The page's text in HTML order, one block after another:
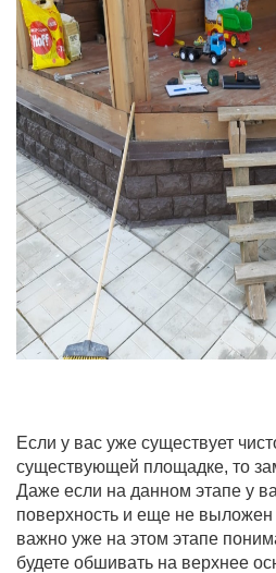
Если у вас уже существует
существующей площадке, то
Даже если на данном этапе у
поверхность и еще не выложен
важно уже на этом этапе
будете обшивать на верхнее